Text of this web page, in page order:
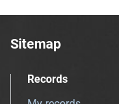
Sitemap
Records